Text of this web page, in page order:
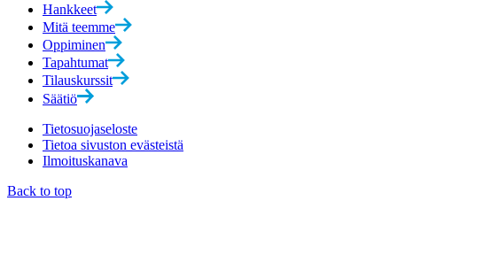
Hankkeet
Mitä teemme
Oppiminen
Tapahtumat
Tilauskurssit
Säätiö
Tietosuojaseloste
Tietoa sivuston evästeistä
Ilmoituskanava
Back to top